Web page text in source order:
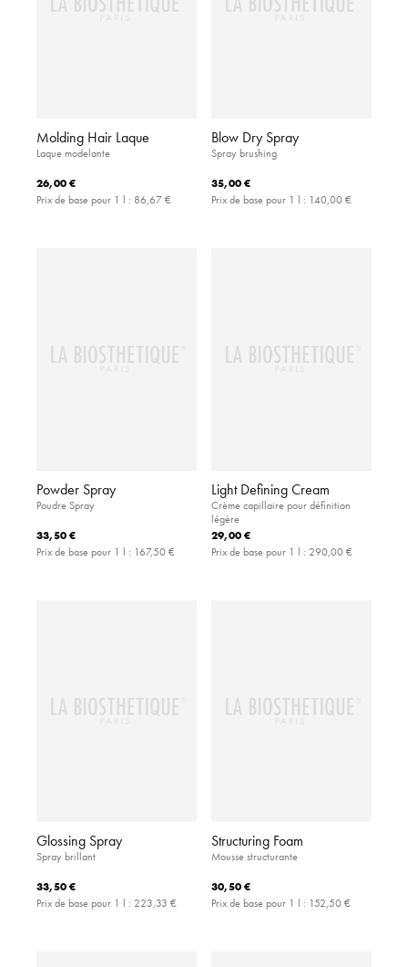
Molding Hair Laque
Laque modelante
26,00 €
Prix de base pour 1 l : 86,67 €
Blow Dry Spray
Spray brushing
35,00 €
Prix de base pour 1 l : 140,00 €
Powder Spray
Poudre Spray
33,50 €
Prix de base pour 1 l : 167,50 €
Light Defining Cream
Crème capillaire pour définition
légère
29,00 €
Prix de base pour 1 l : 290,00 €
Glossing Spray
Spray brillant
33,50 €
Prix de base pour 1 l : 223,33 €
Structuring Foam
Mousse structurante
30,50 €
Prix de base pour 1 l : 152,50 €